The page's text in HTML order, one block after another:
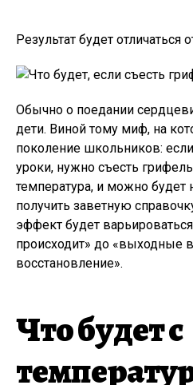
Результат будет отличаться
Обычно о поедании
дети. Виной тому миф, на
поколение школьников:
уроки, нужно съесть
температура, и можно будет
получить заветную
эффект будет
происходит» до «выходные
восстановление».
Что будет с